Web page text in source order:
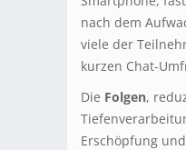
nach dem
viele der
kurzen Chat-
Die Folgen,
Erschöpfung